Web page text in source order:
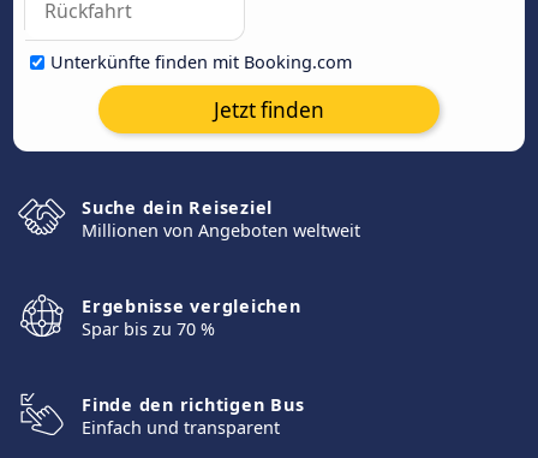
Unterkünfte finden mit Booking.com
Jetzt finden
Suche dein Reiseziel
Millionen von Angeboten weltweit
Ergebnisse vergleichen
Spar bis zu 70 %
Finde den richtigen Bus
Einfach und transparent